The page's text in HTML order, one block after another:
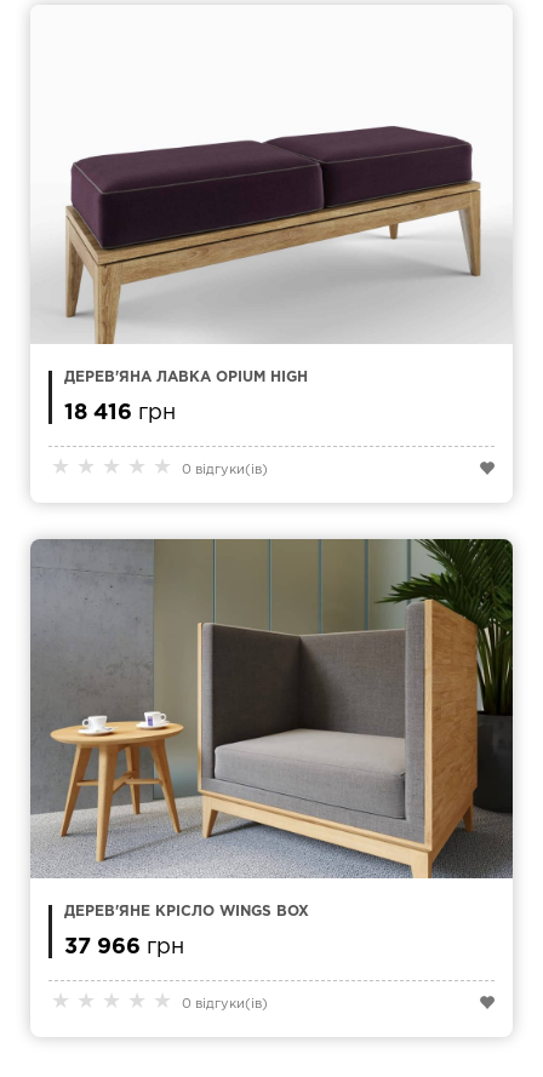
★ ★ ★ ★ ★ 0 відгуки(ів)
ДЕРЕВ'ЯНА ЛАВКА OPIUM HIGH
18 416 грн
★ ★ ★ ★ ★ 0 відгуки(ів)
ДЕРЕВ'ЯНЕ КРІСЛО WINGS BOX
37 966 грн